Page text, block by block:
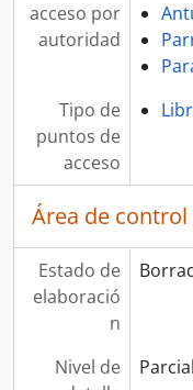
acceso por
autoridad
Tipo de
puntos de
acceso
Área de
Estado de
elaboració
n
Nivel de
Parcial